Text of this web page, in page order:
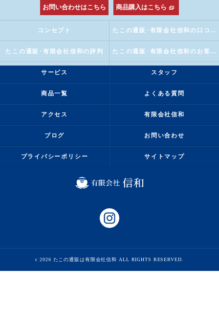
お問い合わせはこちら 商品購入はこちら
コンセプト たこの通販･有限会社信和の口コミ情報
たこの通販･有限会社信和の評判 たこの通販･有限会社信和のお客様の声
サービス スタッフ
商品一覧 よくある質問
アクセス 有限会社信和
ブログ お問い合わせ
プライバシーポリシー サイトマップ
c 2026 たこの通販は有限会社信和 ALL RIGHTS RESERVED.